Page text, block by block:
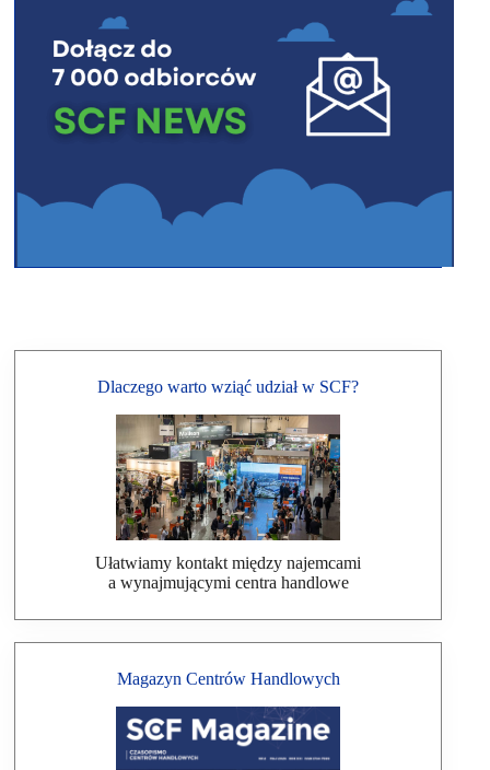
Dlaczego warto wziąć udział w SCF?
Ułatwiamy kontakt między najemcami
a wynajmującymi centra handlowe
Magazyn Centrów Handlowych